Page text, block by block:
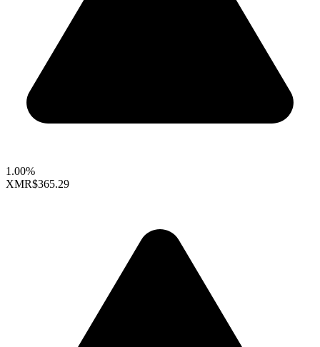
1.00%
XMR$365.29